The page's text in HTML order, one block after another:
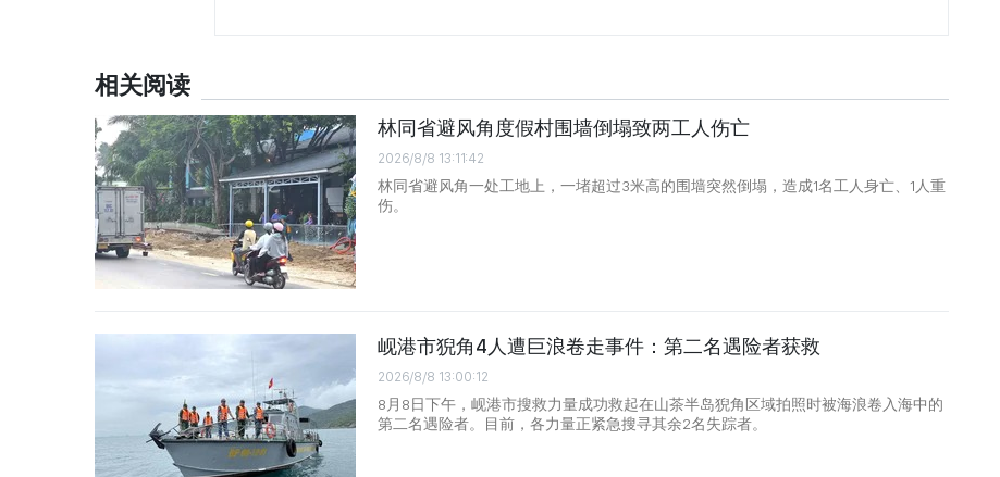
相关阅读
林同省避风角度假村围墙倒塌致两工人伤亡
2026/8/8 13:11:42
林同省避风角一处工地上，一堵超过3米高的围墙突然倒塌，造成1名工人身亡、1人重
伤。
岘港市猊角4人遭巨浪卷走事件：第二名遇险者获救
2026/8/8 13:00:12
8月8日下午，岘港市搜救力量成功救起在山茶半岛猊角区域拍照时被海浪卷入海中的
第二名遇险者。目前，各力量正紧急搜寻其余2名失踪者。